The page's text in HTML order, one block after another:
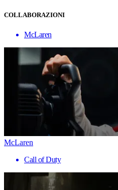
COLLABORAZIONI
McLaren
McLaren
Call of Duty